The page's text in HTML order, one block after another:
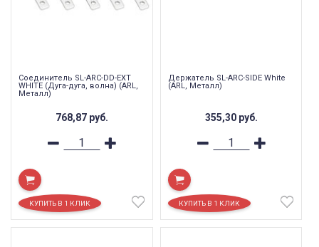
Соединитель SL-ARC-DD-EXT
WHITE (Дуга-дуга, волна) (ARL,
Металл)
768,87 руб.
Держатель SL-ARC-SIDE White
(ARL, Металл)
355,30 руб.